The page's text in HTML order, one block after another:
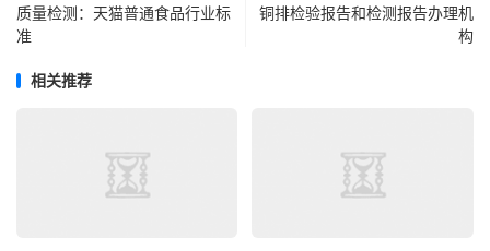
质量检测：天猫普通食品行业标
准
铜排检验报告和检测报告办理机
构
相关推荐